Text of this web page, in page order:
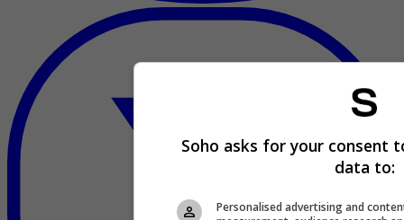
Soho asks for your consent
data to:
Personalised advertising and